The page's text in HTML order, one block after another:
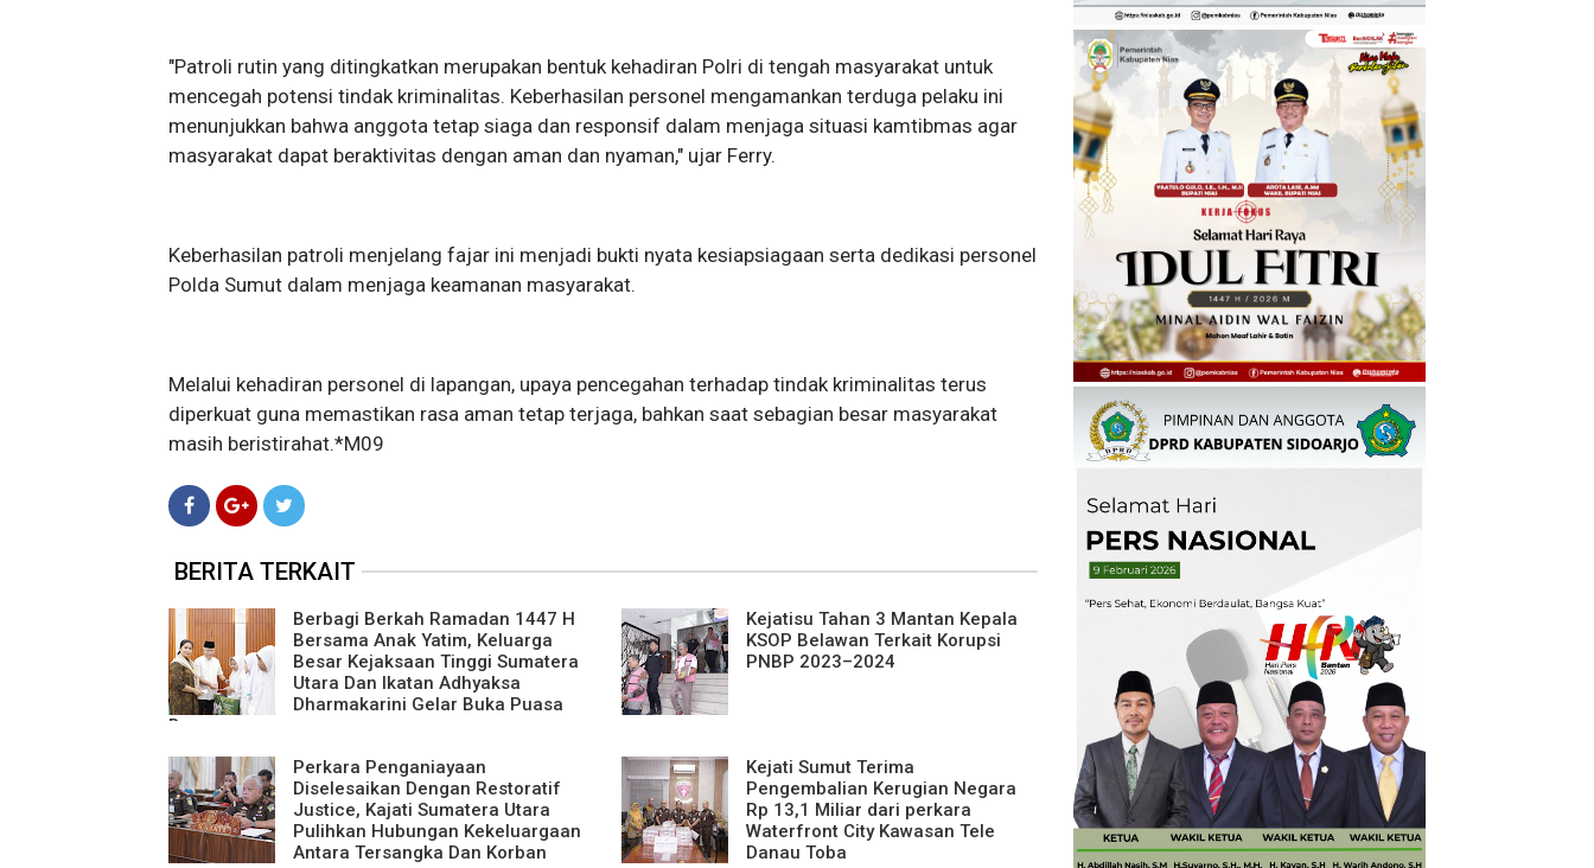
"Patroli rutin yang ditingkatkan merupakan bentuk kehadiran Polri di tengah masyarakat untuk
mencegah potensi tindak kriminalitas. Keberhasilan personel mengamankan terduga pelaku ini
menunjukkan bahwa anggota tetap siaga dan responsif dalam menjaga situasi kamtibmas agar
masyarakat dapat beraktivitas dengan aman dan nyaman," ujar Ferry.
Keberhasilan patroli menjelang fajar ini menjadi bukti nyata kesiapsiagaan serta dedikasi personel
Polda Sumut dalam menjaga keamanan masyarakat.
Melalui kehadiran personel di lapangan, upaya pencegahan terhadap tindak kriminalitas terus
diperkuat guna memastikan rasa aman tetap terjaga, bahkan saat sebagian besar masyarakat
masih beristirahat.*M09
BERITA TERKAIT
Berbagi Berkah Ramadan 1447 H
Bersama Anak Yatim, Keluarga
Besar Kejaksaan Tinggi Sumatera
Utara Dan Ikatan Adhyaksa
Dharmakarini Gelar Buka Puasa
Bersama
Kejatisu Tahan 3 Mantan Kepala
KSOP Belawan Terkait Korupsi
PNBP 2023–2024
Perkara Penganiayaan
Diselesaikan Dengan Restoratif
Justice, Kajati Sumatera Utara
Pulihkan Hubungan Kekeluargaan
Antara Tersangka Dan Korban
Kejati Sumut Terima
Pengembalian Kerugian Negara
Rp 13,1 Miliar dari perkara
Waterfront City Kawasan Tele
Danau Toba